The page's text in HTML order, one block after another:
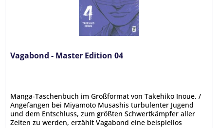
Vagabond - Master Edition 04
Manga-Taschenbuch im Großformat von Takehiko Inoue. /
Angefangen bei Miyamoto Musashis turbulenter Jugend
und dem Entschluss, zum größten Schwertkämpfer aller
Zeiten zu werden, erzählt Vagabond eine beispiellos